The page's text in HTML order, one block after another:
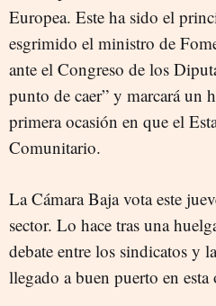
Europea. Este ha sido el
esgrimido el ministro de
ante el Congreso de los
punto de caer” y marcará un
primera ocasión en que el
Comunitario.
La Cámara Baja vota este
sector. Lo hace tras una
debate entre los sindicatos y
llegado a buen puerto en esta